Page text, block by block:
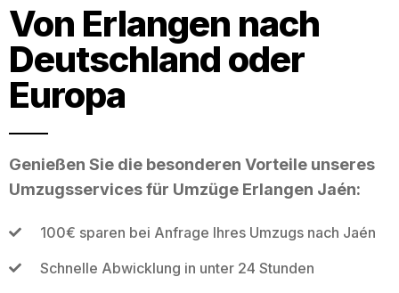
Von Erlangen nach
Deutschland oder
Europa
Genießen Sie die besonderen Vorteile unseres
Umzugsservices für Umzüge Erlangen Jaén:
100€ sparen bei Anfrage Ihres Umzugs nach Jaén
Schnelle Abwicklung in unter 24 Stunden